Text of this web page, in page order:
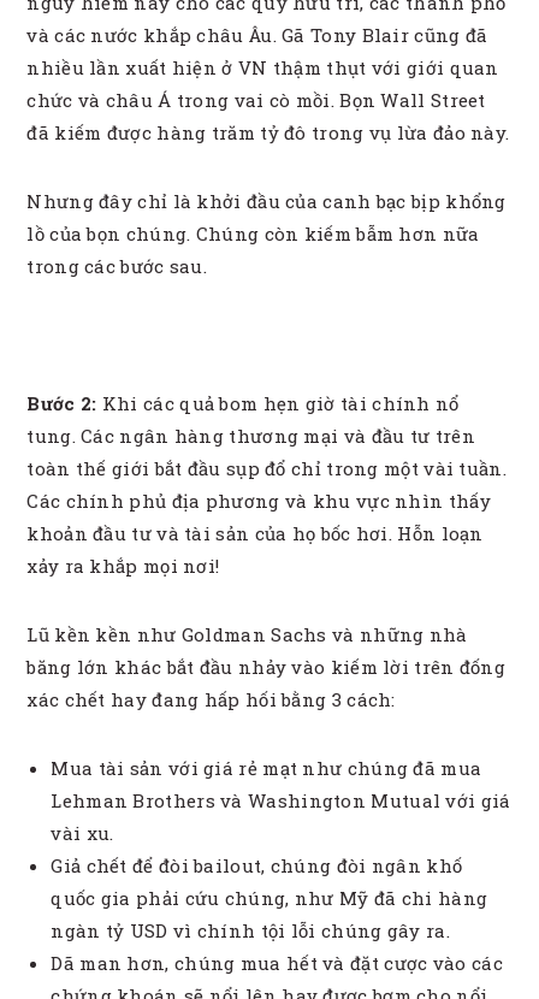
và các nước khắp châu Âu. Gã Tony Blair cũng đã
nhiều lần xuất hiện ở VN thậm thụt với giới quan
chức và châu Á trong vai cò mồi. Bọn Wall Street
đã kiếm được hàng trăm tỷ đô trong vụ lừa đảo này.
Nhưng đây chỉ là khởi đầu của canh bạc bịp khổng
lồ của bọn chúng. Chúng còn kiếm bẫm hơn nữa
trong các bước sau.
Bước 2: Khi các quả bom hẹn giờ tài chính nổ
tung. Các ngân hàng thương mại và đầu tư trên
toàn thế giới bắt đầu sụp đổ chỉ trong một vài tuần.
Các chính phủ địa phương và khu vực nhìn thấy
khoản đầu tư và tài sản của họ bốc hơi. Hỗn loạn
xảy ra khắp mọi nơi!
Lũ kền kền như Goldman Sachs và những nhà
băng lớn khác bắt đầu nhảy vào kiếm lời trên đống
xác chết hay đang hấp hối bằng 3 cách:
Mua tài sản với giá rẻ mạt như chúng đã mua
Lehman Brothers và Washington Mutual với giá
vài xu.
Giả chết để đòi bailout, chúng đòi ngân khố
quốc gia phải cứu chúng, như Mỹ đã chi hàng
ngàn tỷ USD vì chính tội lỗi chúng gây ra.
Dã man hơn, chúng mua hết và đặt cược vào các